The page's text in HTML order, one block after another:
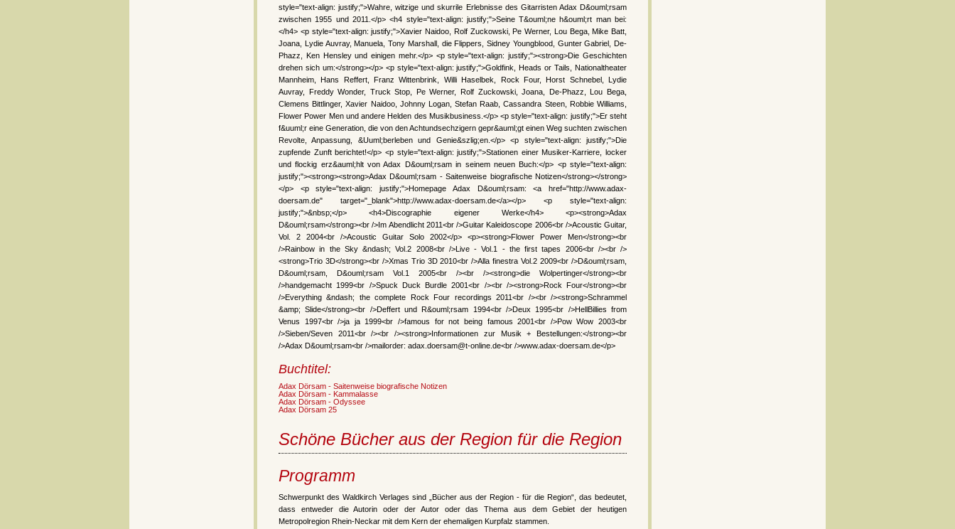
style="text-align: justify;">Wahre, witzige und skurrile Erlebnisse des Gitarristen Adax D&ouml;rsam
zwischen 1955 und 2011.</p> <h4 style="text-align: justify;">Seine T&ouml;ne h&ouml;rt man bei:
</h4> <p style="text-align: justify;">Xavier Naidoo, Rolf Zuckowski, Pe Werner, Lou Bega, Mike Batt,
Joana, Lydie Auvray, Manuela, Tony Marshall, die Flippers, Sidney Youngblood, Gunter Gabriel, De-
Phazz, Ken Hensley und einigen mehr.</p> <p style="text-align: justify;"><strong>Die Geschichten
drehen sich um:</strong></p> <p style="text-align: justify;">Goldfink, Heads or Tails, Nationaltheater
Mannheim, Hans Reffert, Franz Wittenbrink, Willi Haselbek, Rock Four, Horst Schnebel, Lydie
Auvray, Freddy Wonder, Truck Stop, Pe Werner, Rolf Zuckowski, Joana, De-Phazz, Lou Bega,
Clemens Bittlinger, Xavier Naidoo, Johnny Logan, Stefan Raab, Cassandra Steen, Robbie Williams,
Flower Power Men und andere Helden des Musikbusiness.</p> <p style="text-align: justify;">Er steht
f&uuml;r eine Generation, die von den Achtundsechzigern gepr&auml;gt einen Weg suchten zwischen
Revolte, Anpassung, &Uuml;berleben und Genie&szlig;en.</p> <p style="text-align: justify;">Die
zupfende Zunft berichtet!</p> <p style="text-align: justify;">Stationen einer Musiker-Karriere, locker
und flockig erz&auml;hlt von Adax D&ouml;rsam in seinem neuen Buch:</p> <p style="text-align:
justify;"><strong><strong>Adax D&ouml;rsam - Saitenweise biografische Notizen</strong></strong>
</p> <p style="text-align: justify;">Homepage Adax D&ouml;rsam: <a href="http://www.adax-
doersam.de" target="_blank">http://www.adax-doersam.de</a></p> <p style="text-align:
justify;">&nbsp;</p> <h4>Discographie eigener Werke</h4> <p><strong>Adax
D&ouml;rsam</strong><br />Im Abendlicht 2011<br />Guitar Kaleidoscope 2006<br />Acoustic Guitar,
Vol. 2 2004<br />Acoustic Guitar Solo 2002</p> <p><strong>Flower Power Men</strong><br
/>Rainbow in the Sky &ndash; Vol.2 2008<br />Live - Vol.1 - the first tapes 2006<br /><br />
<strong>Trio 3D</strong><br />Xmas Trio 3D 2010<br />Alla finestra Vol.2 2009<br />D&ouml;rsam,
D&ouml;rsam, D&ouml;rsam Vol.1 2005<br /><br /><strong>die Wolpertinger</strong><br
/>handgemacht 1999<br />Spuck Duck Burdle 2001<br /><br /><strong>Rock Four</strong><br
/>Everything &ndash; the complete Rock Four recordings 2011<br /><br /><strong>Schrammel
&amp; Slide</strong><br />Deffert und R&ouml;rsam 1994<br />Deux 1995<br />HellBillies from
Venus 1997<br />ja ja 1999<br />famous for not being famous 2001<br />Pow Wow 2003<br
/>Sieben/Seven 2011<br /><br /><strong>Informationen zur Musik + Bestellungen:</strong><br
/>Adax D&ouml;rsam<br />mailorder: adax.doersam@t-online.de<br />www.adax-doersam.de</p>
Buchtitel:
Adax Dörsam - Saitenweise biografische Notizen
Adax Dörsam - Kammalasse
Adax Dörsam - Odyssee
Adax Dörsam 25
Schöne Bücher aus der Region für die Region
Programm
Schwerpunkt des Waldkirch Verlages sind „Bücher aus der Region - für die Region“, das bedeutet,
dass entweder die Autorin oder der Autor oder das Thema aus dem Gebiet der heutigen
Metropolregion Rhein-Neckar mit dem Kern der ehemaligen Kurpfalz stammen.